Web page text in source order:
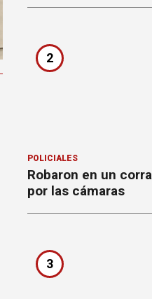
2
POLICIALES
Robaron en un
por las cámaras
3